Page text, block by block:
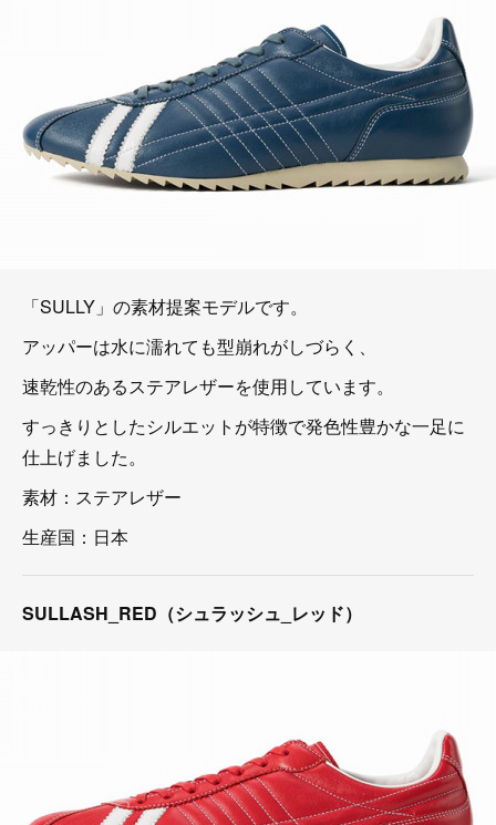
「SULLY」の素材提案モデルです。
アッパーは水に濡れても型崩れがしづらく、
速乾性のあるステアレザーを使用しています。
すっきりとしたシルエットが特徴で発色性豊かな一足に
仕上げました。
素材：ステアレザー
生産国：日本
SULLASH_RED（シュラッシュ_レッド）